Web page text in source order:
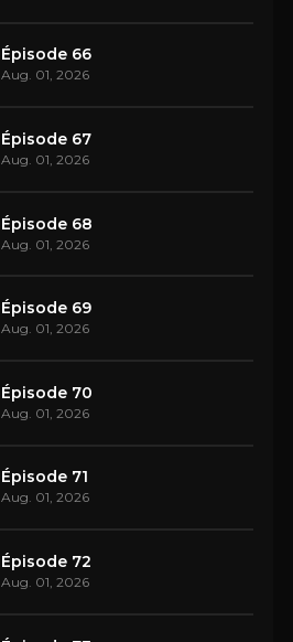
Épisode 66
Aug. 01, 2026
Épisode 67
Aug. 01, 2026
Épisode 68
Aug. 01, 2026
Épisode 69
Aug. 01, 2026
Épisode 70
Aug. 01, 2026
Épisode 71
Aug. 01, 2026
Épisode 72
Aug. 01, 2026